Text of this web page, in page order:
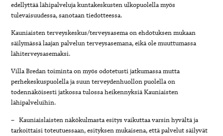
edellyttää lähipalveluja kuntakeskusten ulkopuolella myös
tulevaisuudessa, sanotaan tiedotteessa.
Kauniaisten terveyskeskus/terveysasema on ehdotuksen mukaan
säilymässä laajan palvelun terveysasemana, eikä ole muuttumassa
lähiterveysasemaksi.
Villa Bredan toiminta on myös odotetusti jatkumassa mutta
perhekeskuspuolella ja suun terveydenhuollon puolella on
todennäköisesti jatkossa tulossa heikennyksiä Kauniaisten
lähipalveluihin.
– Kauniaislaisten näkökulmasta esitys vaikuttaa varsin hyvältä ja
tarkoittaisi toteutuessaan, esityksen mukaisena, että palvelut säilyvät